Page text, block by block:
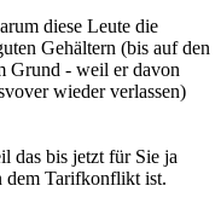
diese Leute die
Gehältern (bis auf den
Grund - weil er davon
wieder verlassen)
das bis jetzt für Sie ja
dem Tarifkonflikt ist.